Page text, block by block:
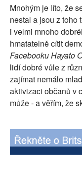
AUTOŘI
PŘÍSPĚVKY NA
SOCIÁLNÍ SÍTĚ
RUBRIKY
PLNÁ VERZE
Mnohým je líto, že
nestal a jsou z toho
i velmi mnoho
hmatatelně cítit
Facebooku Hayato
lidí dobré vůle z
zajímat nemálo
aktivizaci občanů v
může - a věřím, že